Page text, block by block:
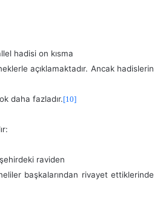
hadisi on kısma
açıklamaktadır. Ancak hadislerin
daha fazladır.[10]
raviden
başkalarından rivayet ettiklerinde